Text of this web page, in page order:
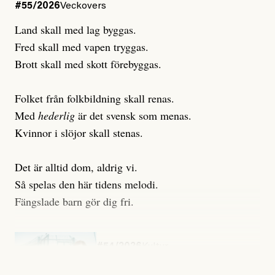
#55/2026Veckovers
Land skall med lag byggas.
Fred skall med vapen tryggas.
Brott skall med skott förebyggas.
Folket från folkbildning skall renas.
Med hederlig är det svensk som menas.
Kvinnor i slöjor skall stenas.
Det är alltid dom, aldrig vi.
Så spelas den här tidens melodi.
Fängslade barn gör dig fri.